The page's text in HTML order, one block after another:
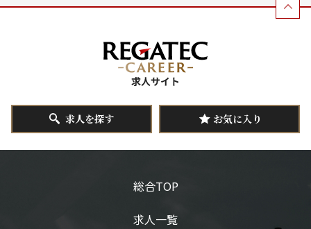
求人を探す お気に入り
総合TOP
求人一覧